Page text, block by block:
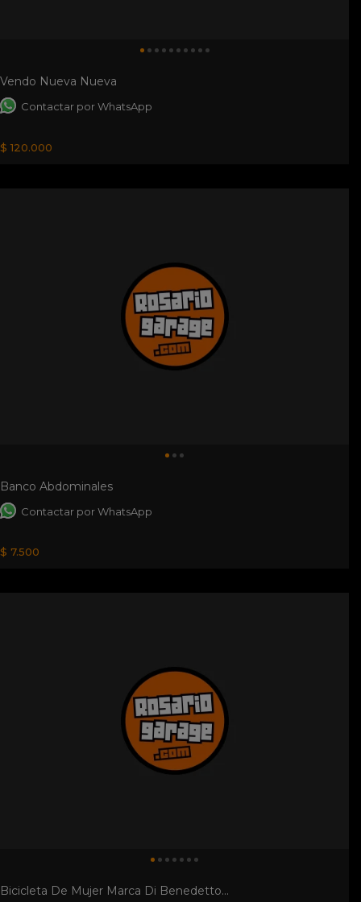
Vendo Nueva Nueva
Contactar por WhatsApp
$ 120.000
Banco Abdominales
Contactar por WhatsApp
$ 7.500
Bicicleta De Mujer Marca Di Benedetto...